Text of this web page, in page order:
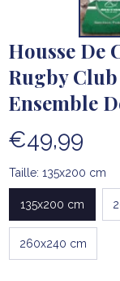
Housse De
Rugby
Ensemble
€49,99
Taille: 135x200 cm
135x200 cm
260x240 cm